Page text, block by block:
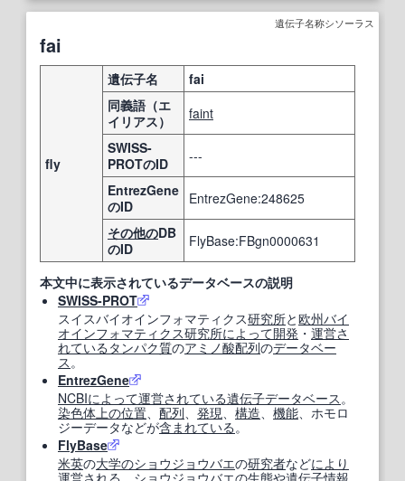
遺伝子名称シソーラス
fai
fly
遺伝子名
fai
同義語（エ
イリアス）
faint
SWISS-
PROTのID
---
EntrezGene
のID
EntrezGene:248625
その他のDB
のID
FlyBase:FBgn0000631
本文中に表示されているデータベースの説明
SWISS-PROT
スイスバイオインフォマティクス研究所と欧州バイ
オインフォマティクス研究所によって開発 ・ 運営さ
れている タンパク質のアミノ酸配列のデータベー
ス 。
EntrezGene
NCBIによって運営されている遺伝子データベース 。
染色体 上の位置 配列 発現 構造 機能 、ホモロ
ジーデータなどが含まれている 。
FlyBase
米英の大学のショウジョウバエの研究者などにより
運営される ショウジョウバエの生態や遺伝子情報